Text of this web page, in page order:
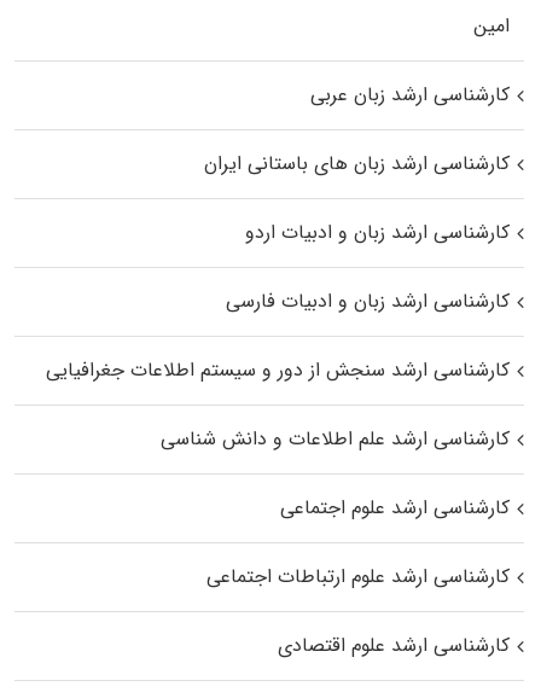
اﻣﻴﻦ
کارشناسی ارشد زبان عربی
کارشناسی ارشد زبان‌ های باستانی ایران
کارشناسی ارشد زبان و ادبیات اردو
کارشناسی ارشد زبان و ادبیات فارسی
کارشناسی ارشد سنجش از دور و سیستم اطلاعات جغرافیایی
کارشناسی ارشد علم اطلاعات و دانش شناسی
کارشناسی ارشد علوم اجتماعی
کارشناسی ارشد علوم ارتباطات اجتماعی
کارشناسی ارشد علوم اقتصادی